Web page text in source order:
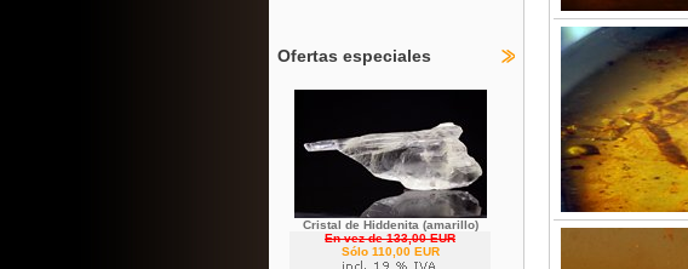
Ofertas especiales
Cristal de Hiddenita (amarillo)
En vez de 133,00 EUR
Sólo 110,00 EUR